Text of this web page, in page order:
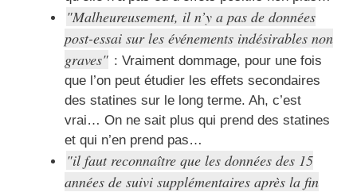
Malheureusement, il n’y a pas de données
post-essai sur les événements indésirables non
graves
: Vraiment dommage, pour une fois
que l’on peut étudier les effets secondaires
des statines sur le long terme. Ah, c’est
vrai… On ne sait plus qui prend des statines
et qui n’en prend pas…
il faut reconnaître que les données des 15
années de suivi supplémentaires après la fin